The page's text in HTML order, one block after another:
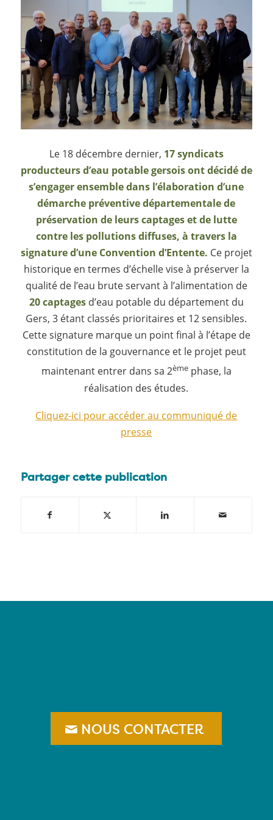
Le 18 décembre dernier, 17 syndicats
producteurs d’eau potable gersois ont décidé de
s’engager ensemble dans l’élaboration d’une
démarche préventive départementale de
préservation de leurs captages et de lutte
contre les pollutions diffuses, à travers la
signature d’une Convention d’Entente. Ce projet
historique en termes d’échelle vise à préserver la
qualité de l’eau brute servant à l’alimentation de
20 captagesd’eau potable du département du
Gers, 3 étant classés prioritaires et 12 sensibles.
Cette signature marque un point final à l’étape de
constitution de la gouvernance et le projet peut
maintenant entrer dans sa 2èmephase, la
réalisation des études.
Cliquez-ici pour accéder au communiqué de
presse
Partager cette publication
NOUS CONTACTER